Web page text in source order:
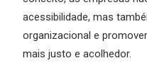
acessibilidade, mas
organizacional e
mais justo e acolhedor.